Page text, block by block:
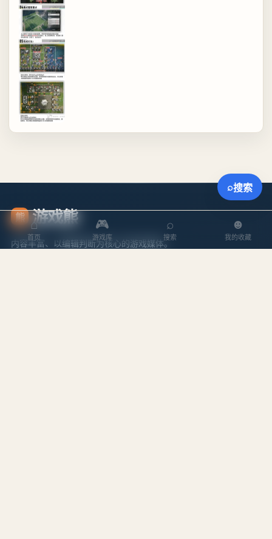
熊 游戏熊
内容丰富、以编辑判断为核心的游戏媒体。
⌂
首页
🎮
游戏库
⌕
搜索
☻
我的收藏
⌕搜索